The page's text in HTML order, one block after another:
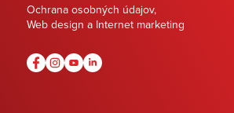
Ochrana osobných údajov,
Web design a Internet marketing